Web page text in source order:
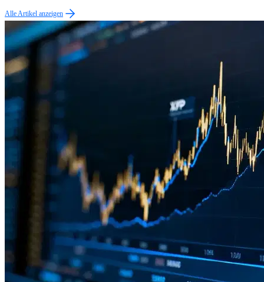
Alle Artikel anzeigen